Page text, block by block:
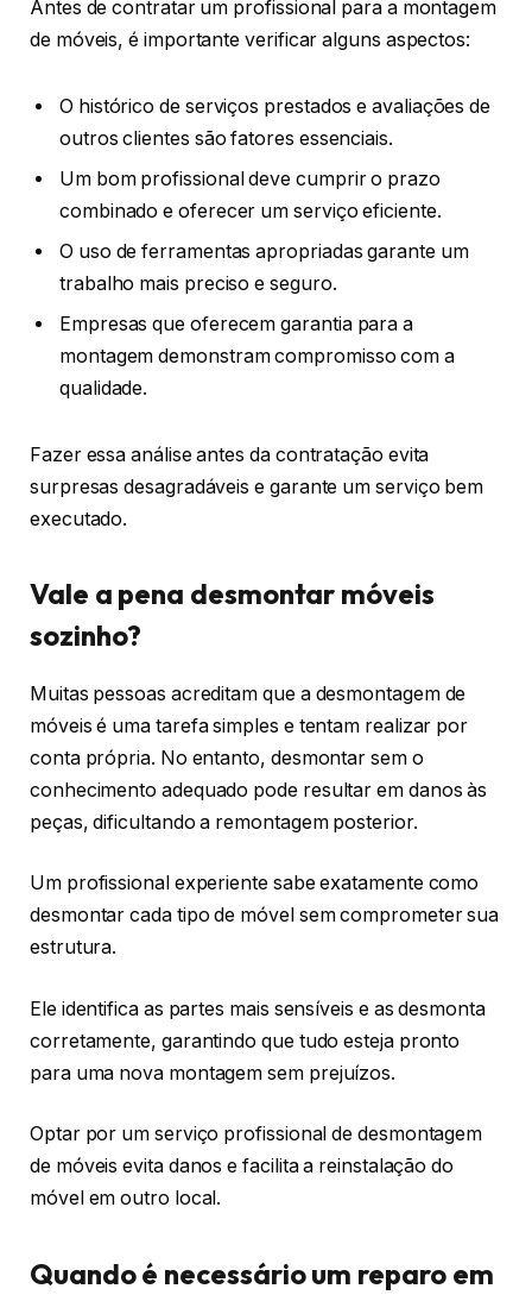
Antes de contratar um profissional para a montagem
de móveis, é importante verificar alguns aspectos:
O histórico de serviços prestados e avaliações de
outros clientes são fatores essenciais.
Um bom profissional deve cumprir o prazo
combinado e oferecer um serviço eficiente.
O uso de ferramentas apropriadas garante um
trabalho mais preciso e seguro.
Empresas que oferecem garantia para a
montagem demonstram compromisso com a
qualidade.
Fazer essa análise antes da contratação evita
surpresas desagradáveis e garante um serviço bem
executado.
Vale a pena desmontar móveis
sozinho?
Muitas pessoas acreditam que a desmontagem de
móveis é uma tarefa simples e tentam realizar por
conta própria. No entanto, desmontar sem o
conhecimento adequado pode resultar em danos às
peças, dificultando a remontagem posterior.
Um profissional experiente sabe exatamente como
desmontar cada tipo de móvel sem comprometer sua
estrutura.
Ele identifica as partes mais sensíveis e as desmonta
corretamente, garantindo que tudo esteja pronto
para uma nova montagem sem prejuízos.
Optar por um serviço profissional de desmontagem
de móveis evita danos e facilita a reinstalação do
móvel em outro local.
Quando é necessário um reparo em